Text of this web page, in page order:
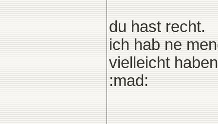
du hast recht.
ich hab ne
vielleicht
:mad: